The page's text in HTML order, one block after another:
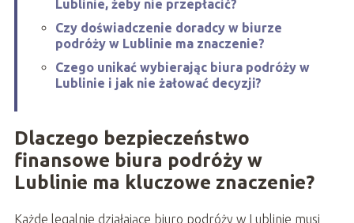
Lublinie, żeby nie przepłacić?
Czy doświadczenie doradcy w biurze
podróży w Lublinie ma znaczenie?
Czego unikać wybierając biura podróży w
Lublinie i jak nie żałować decyzji?
Dlaczego bezpieczeństwo
finansowe biura podróży w
Lublinie ma kluczowe znaczenie?
Każde legalnie działające biuro podróży w Lublinie musi